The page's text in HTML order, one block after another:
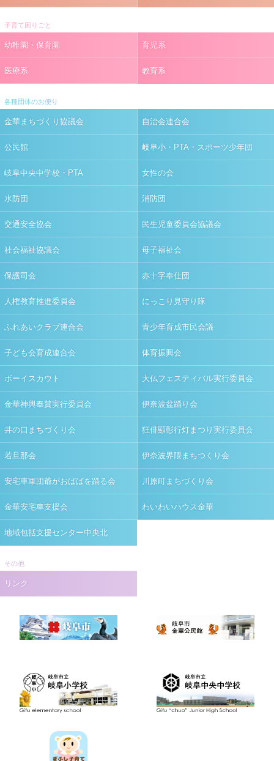
子育て困りごと
幼稚園・保育園 育児系
医療系 教育系
各種団体のお便り
金華まちづくり協議会 自治会連合会
公民館 岐阜小・PTA・スポーツ少年団
岐阜中央中学校・PTA 女性の会
水防団 消防団
交通安全協会 民生児童委員会協議会
社会福祉協議会 母子福祉会
保護司会 赤十字奉仕団
人権教育推進委員会 にっこり見守り隊
ふれあいクラブ連合会 青少年育成市民会議
子ども会育成連合会 体育振興会
ボーイスカウト 大仏フェスティバル実行委員会
金華神輿奉賛実行委員会 伊奈波盆踊り会
井の口まちづくり会 狂俳顯彰行灯まつり実行委員会
若旦那会 伊奈波界隈まちつくり会
安宅車軍団爺がおばばを踊る会 川原町まちづくり会
金華安宅車支援会 わいわいハウス金華
地域包括支援センター中央北
その他
リンク